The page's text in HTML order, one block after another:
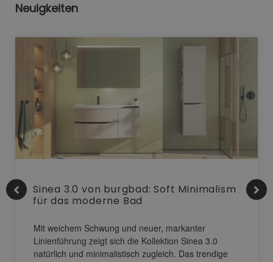
Neuigkeiten
Sinea 3.0 von burgbad: Soft Minimalism
für das moderne Bad
Mit weichem Schwung und neuer, markanter
Linienführung zeigt sich die Kollektion Sinea 3.0
natürlich und minimalistisch zugleich. Das trendige